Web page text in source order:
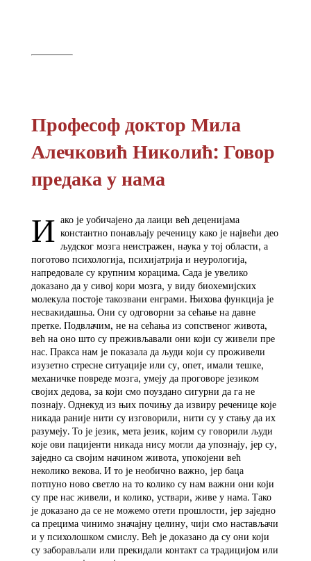
Професоф доктор Мила
Алечковић Николић: Говор
предака у нама
И ако је уобичајено да лаици већ деценијама
константно понављају реченицу како је највећи део
људског мозга неистражен, наука у тој области, а
поготово психологија, психијатрија и неурологија,
напредовале су крупним корацима. Сада је увелико
доказано да у сивој кори мозга, у виду биохемијских
молекула постоје такозвани енграми. Њихова функција је
несвакидашња. Они су одговорни за сећање на давне
претке. Подвлачим, не на сећања из сопственог живота,
већ на оно што су преживљавали они који су живели пре
нас. Пракса нам је показала да људи који су проживели
изузетно стресне ситуације или су, опет, имали тешке,
механичке повреде мозга, умеју да проговоре језиком
својих дедова, за који смо поуздано сигурни да га не
познају. Однекуд из њих почињу да извиру реченице које
никада раније нити су изговорили, нити су у стању да их
разумеју. То је језик, мета језик, којим су говорили људи
које ови пацијенти никада нису могли да упознају, јер су,
заједно са својим начином живота, упокојени већ
неколико векова. И то је необично важно, јер баца
потпуно ново светло на то колико су нам важни они који
су пре нас живели, и колико, уствари, живе у нама. Тако
је доказано да се не можемо отети прошлости, јер заједно
са прецима чинимо значајну целину, чији смо настављачи
и у психолошком смислу. Већ је доказано да су они који
су заборављали или прекидали контакт са традицијом или